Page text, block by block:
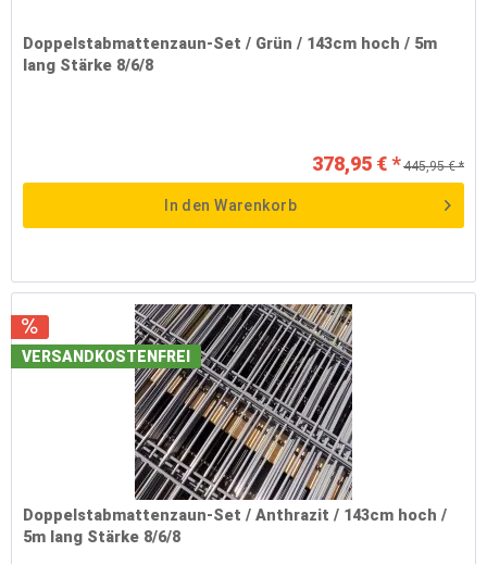
Doppelstabmattenzaun-Set / Grün / 143cm hoch / 5m
lang Stärke 8/6/8
378,95 € * 445,95 € *
In den Warenkorb
VERSANDKOSTENFREI
Doppelstabmattenzaun-Set / Anthrazit / 143cm hoch /
5m lang Stärke 8/6/8